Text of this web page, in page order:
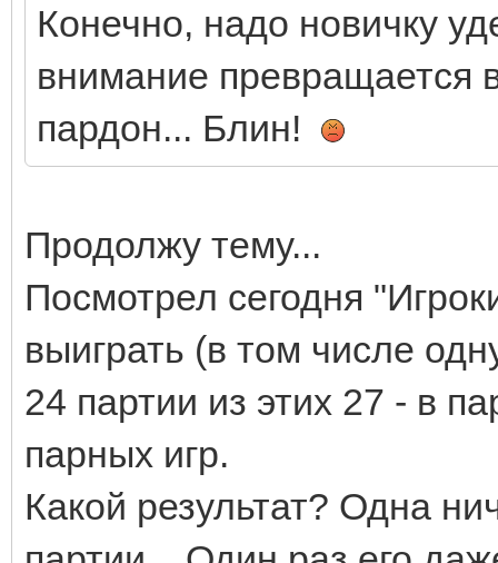
Конечно, надо новичку
внимание превращается
пардон... Блин!
Продолжу тему...
Посмотрел сегодня
выиграть (в том числе
24 партии из этих 27 - в
парных игр.
Какой результат? Одна